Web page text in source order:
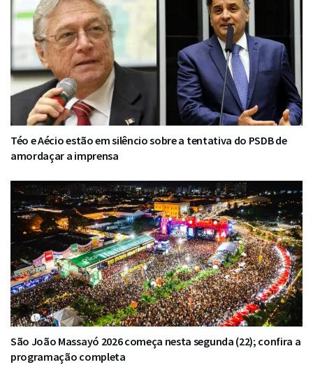
Téo e Aécio estão em silêncio sobre a tentativa do PSDB de
amordaçar a imprensa
São João Massayó 2026 começa nesta segunda (22); confira a
programação completa